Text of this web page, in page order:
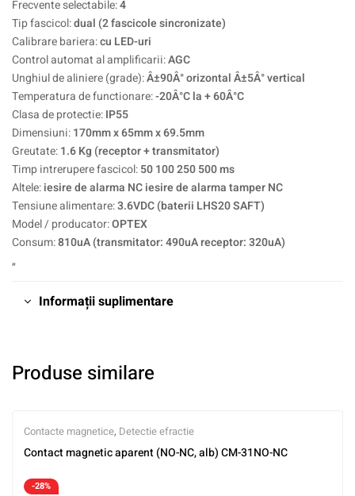
Frecvente selectabile:4
Tip fascicol:dual (2 fascicole sincronizate)
Calibrare bariera:cu LED-uri
Control automat al amplificarii:AGC
Unghiul de aliniere (grade):Â±90Â° orizontal Â±5Â° vertical
Temperatura de functionare:-20Â°C la + 60Â°C
Clasa de protectie:IP55
Dimensiuni:170mm x 65mm x 69.5mm
Greutate:1.6 Kg (receptor + transmitator)
Timp intrerupere fascicol:50 100 250 500 ms
Altele:iesire de alarma NC iesire de alarma tamper NC
Tensiune alimentare:3.6VDC (baterii LHS20 SAFT)
Model / producator:OPTEX
Consum:810uA (transmitator: 490uA receptor: 320uA)
„
Informații suplimentare
Produse similare
Contacte magnetice, Detectie efractie
Contact magnetic aparent (NO-NC, alb) CM-31NO-NC
-28%